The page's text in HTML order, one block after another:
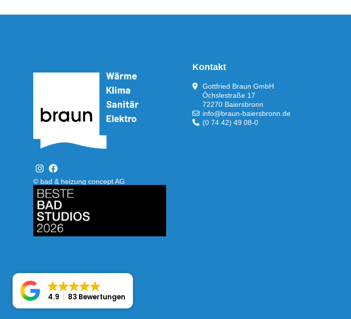
© bad & heizung concept AG
Bild
Kontakt
Gottfried Braun GmbH
Öchslestraße 17
72270 Baiersbronn
info@braun-baiersbronn.de
(0 74 42) 49 08-0
4.9 83 Bewertungen